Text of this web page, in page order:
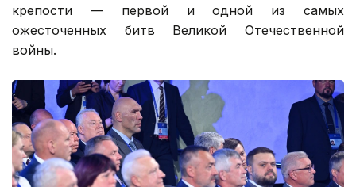
крепости — первой и одной из самых
ожесточенных битв Великой Отечественной
войны.